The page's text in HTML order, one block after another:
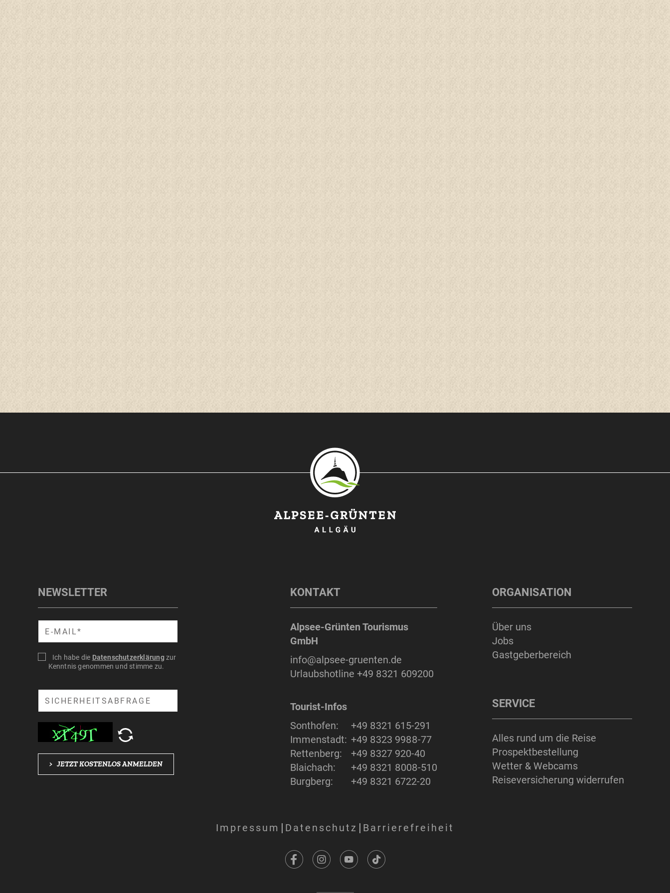
NEWSLETTER
Suche
Ich habe die Datenschutzerklärungzur
Kenntnis genommen und stimme zu.
Suche
> JETZT KOSTENLOS ANMELDEN
KONTAKT
Alpsee-Grünten Tourismus
GmbH
info@alpsee-gruenten.de
Urlaubshotline+49 8321 609200
Tourist-Infos
Sonthofen:
+49 8321 615-291
Immenstadt: +49 8323 9988-77
Rettenberg:
+49 8327 920-40
Blaichach:
+49 8321 8008-510
Burgberg:
+49 8321 6722-20
ORGANISATION
Über uns
Jobs
Gastgeberbereich
SERVICE
Alles rund um die Reise
Prospektbestellung
Wetter & Webcams
Reiseversicherung widerrufen
Impressum Datenschutz Barrierefreiheit